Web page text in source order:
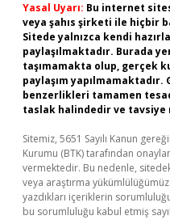
Yasal Uyarı: Bu internet
veya şahıs şirketi ile hiçbir
Sitede yalnızca kendi
paylaşılmaktadır. Burada
taşımamakta olup, gerçek
paylaşım
benzerlikleri tamamen
taslak halindedir ve tavsiye
Sitemiz, 5651 Sayılı Kanun
Kurumu (BTK) tarafından
vermektedir. Bu nedenle,
veya araştırma
yazdıkları içeriklerin
bu sorumluluğu kabul etmiş